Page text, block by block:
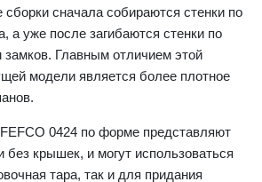
сборки сначала собираются стенки по
а уже после загибаются стенки по
замков. Главным отличием этой
модели является более плотное
0424 по форме представляют
без крышек, и могут использоваться
тара, так и для придания